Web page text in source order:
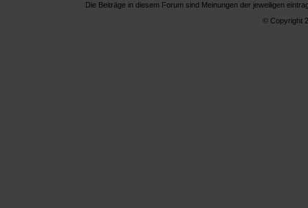
Die Beiträge in diesem Forum sind Meinungen der jeweiligen
© Copyright